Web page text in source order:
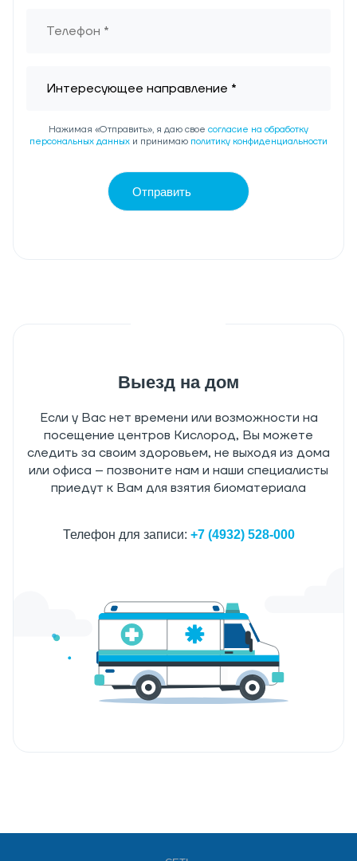
Нажимая «Отправить», я даю свое согласие на обработку
персональных данных и принимаю политику конфиденциальности
Отправить
Выезд на дом
Если у Вас нет времени или возможности на
посещение центров Кислород, Вы можете
следить за своим здоровьем, не выходя из дома
или офиса – позвоните нам и наши специалисты
приедут к Вам для взятия биоматериала
Телефон для записи: +7 (4932) 528-000